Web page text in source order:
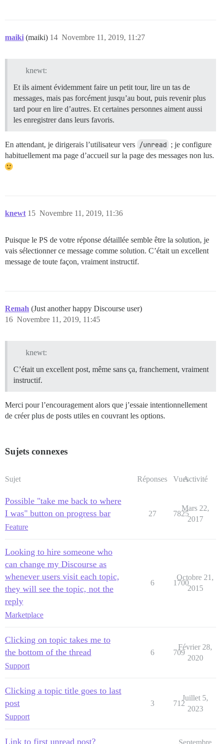
maiki (maiki) Novembre 11, 2019, 11:27
14
knewt:
Et ils aiment évidemment faire un petit tour, lire un tas de
messages, mais pas forcément jusqu’au bout, puis revenir plus
tard pour en lire d’autres. Et certaines personnes aiment aussi
les enregistrer dans leurs favoris.
En attendant, je dirigerais l’utilisateur vers /unread ; je configure
habituellement ma page d’accueil sur la page des messages non lus.
knewt Novembre 11, 2019, 11:36
15
Puisque le PS de votre réponse détaillée semble être la solution, je
vais sélectionner ce message comme solution. C’était un excellent
message de toute façon, vraiment instructif.
Remah (Just another happy Discourse user)
Novembre 11, 2019, 11:45
16
knewt:
C’était un excellent post, même sans ça, franchement, vraiment
instructif.
Merci pour l’encouragement alors que j’essaie intentionnellement
de créer plus de posts utiles en couvrant les options.
Sujets connexes
Sujet Réponses VuesActivité
Possible "take me back to where
I was" button on progress bar
Feature
27 7825
Mars 22,
2017
Looking to hire someone who
can change my Discourse as
whenever users visit each topic,
they will see the topic, not the
reply
Marketplace
6 1700
Octobre 21,
2015
Clicking on topic takes me to
the bottom of the thread
Support
6 709
Février 28,
2020
Clicking a topic title goes to last
post
Support
3 712
Juillet 5,
2023
Link to first unread post? Septembre